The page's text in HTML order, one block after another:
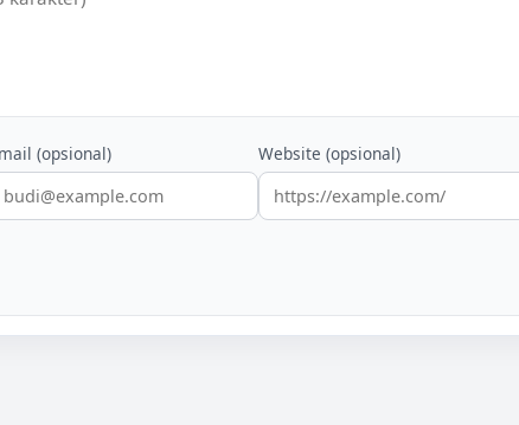
(opsional) Website (opsional)